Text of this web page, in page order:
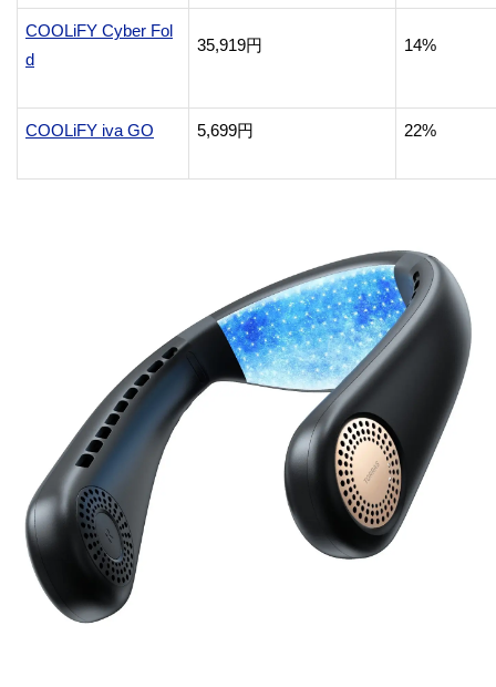
COOLiFY Cyber Fol
d
35,919円 14%
COOLiFY iva GO 5,699円 22%